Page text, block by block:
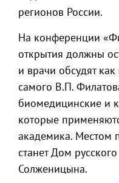
регионов России.
На конференции
открытия должны
и врачи обсудят
самого В.П.
биомедицинские и
которые
академика. Местом
станет Дом
Солженицына.